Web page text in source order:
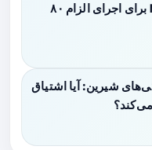
مشمولان Medicaid برای اجرای الزام ۸۰
شیرین: آیا اشتیاق
می‌کند؟